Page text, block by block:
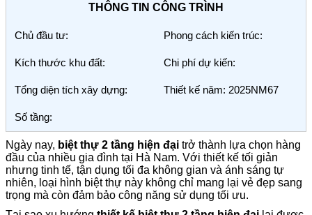
THÔNG TIN CÔNG TRÌNH
Chủ đầu tư: Phong cách kiến trúc:
Kích thước khu đất: Chi phí dự kiến:
Tổng diện tích xây dựng: Thiết kế năm: 2025NM67
Số tầng:
Ngày nay, biệt thự 2 tầng hiện đại trở thành lựa chọn hàng
đầu của nhiều gia đình tại Hà Nam. Với thiết kế tối giản
nhưng tinh tế, tận dụng tối đa không gian và ánh sáng tự
nhiên, loại hình biệt thự này không chỉ mang lại vẻ đẹp sang
trọng mà còn đảm bảo công năng sử dụng tối ưu.